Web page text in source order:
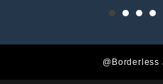
@Borderless